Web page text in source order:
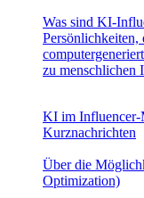
Was sind KI-
zu
KI im Influencer-
Kurznachrichten
Über die
Optimization)